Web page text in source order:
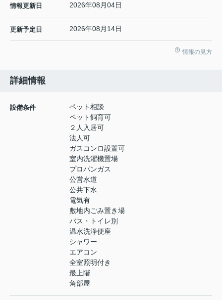
情報更新日 2026年08月04日
更新予定日 2026年08月14日
情報の見方
詳細情報
設備条件
ペット相談
ペット飼育可
２人入居可
法人可
ガスコンロ設置可
室内洗濯機置場
プロパンガス
公営水道
公共下水
電気有
敷地内ごみ置き場
バス・トイレ別
温水洗浄便座
シャワー
エアコン
全室照明付き
最上階
角部屋